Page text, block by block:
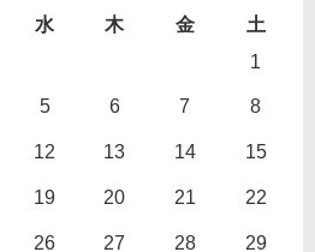
水 木 金
土
1
5 6 7 8
12 13 14 15
19 20 21 22
26 27 28 29